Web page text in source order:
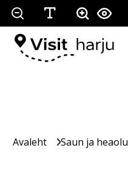
Avaleht Saun ja heaolu